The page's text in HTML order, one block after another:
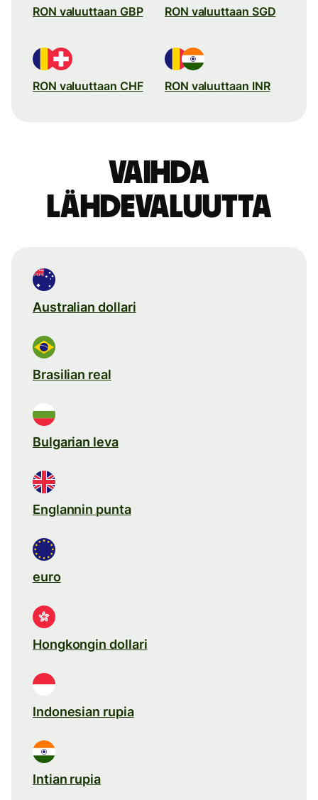
RON valuuttaan GBP RON valuuttaan SGD
RON valuuttaan CHF RON valuuttaan INR
Vaihda
lähdevaluutta
Australian dollari
Brasilian real
Bulgarian leva
Englannin punta
euro
Hongkongin dollari
Indonesian rupia
Intian rupia